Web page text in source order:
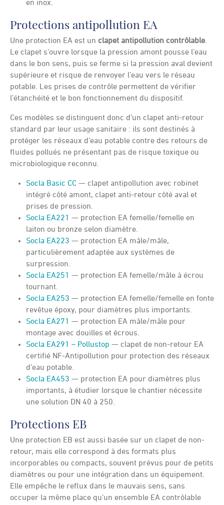
en inox.
Protections antipollution EA
Une protection EA est un clapet antipollution contrôlable.
Le clapet s’ouvre lorsque la pression amont pousse l’eau
dans le bon sens, puis se ferme si la pression aval devient
supérieure et risque de renvoyer l’eau vers le réseau
potable. Les prises de contrôle permettent de vérifier
l’étanchéité et le bon fonctionnement du dispositif.
Ces modèles se distinguent donc d’un clapet anti-retour
standard par leur usage sanitaire : ils sont destinés à
protéger les réseaux d’eau potable contre des retours de
fluides pollués ne présentant pas de risque toxique ou
microbiologique reconnu.
Socla Basic CC — clapet antipollution avec robinet
intégré côté amont, clapet anti-retour côté aval et
prises de pression.
Socla EA221 — protection EA femelle/femelle en
laiton ou bronze selon diamètre.
Socla EA223 — protection EA mâle/mâle,
particulièrement adaptée aux systèmes de
surpression.
Socla EA251 — protection EA femelle/mâle à écrou
tournant.
Socla EA253 — protection EA femelle/femelle en fonte
revêtue époxy, pour diamètres plus importants.
Socla EA271 — protection EA mâle/mâle pour
montage avec douilles et écrous.
Socla EA291 – Pollustop — clapet de non-retour EA
certifié NF-Antipollution pour protection des réseaux
d’eau potable.
Socla EA453 — protection EA pour diamètres plus
importants, à étudier lorsque le chantier nécessite
une solution DN 40 à 250.
Protections EB
Une protection EB est aussi basée sur un clapet de non-
retour, mais elle correspond à des formats plus
incorporables ou compacts, souvent prévus pour de petits
diamètres ou pour une intégration dans un équipement.
Elle empêche le reflux dans le mauvais sens, sans
occuper la même place qu’un ensemble EA contrôlable